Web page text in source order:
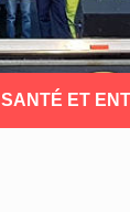
SANTÉ ET